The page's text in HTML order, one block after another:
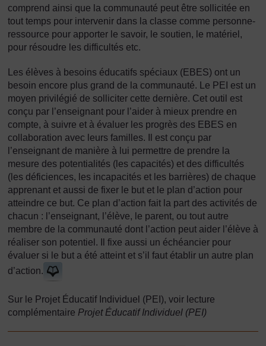
comprend ainsi que la communauté peut être sollicitée en
tout temps pour intervenir dans la classe comme personne-
ressource pour apporter le savoir, le soutien, le matériel,
pour résoudre les difficultés etc.
Les élèves à besoins éducatifs spéciaux (EBES) ont un
besoin encore plus grand de la communauté. Le PEI est un
moyen privilégié de solliciter cette dernière. Cet outil est
conçu par l’enseignant pour l’aider à mieux prendre en
compte, à suivre et à évaluer les progrès des EBES en
collaboration avec leurs familles. Il est conçu par
l’enseignant de manière à lui permettre de prendre la
mesure des potentialités (les capacités) et des difficultés
(les déficiences, les incapacités et les barrières) de chaque
apprenant et aussi de fixer le but et le plan d’action pour
atteindre ce but. Ce plan d’action fait la part des activités de
chacun : l’enseignant, l’élève, le parent, ou tout autre
membre de la communauté dont l’action peut aider l’élève à
réaliser son potentiel. Il fixe aussi un échéancier pour
évaluer si le but a été atteint et s’il faut établir un autre plan
d’action.
Sur le Projet Éducatif Individuel (PEI), voir lecture
complémentaire Projet Éducatif Individuel (PEI)